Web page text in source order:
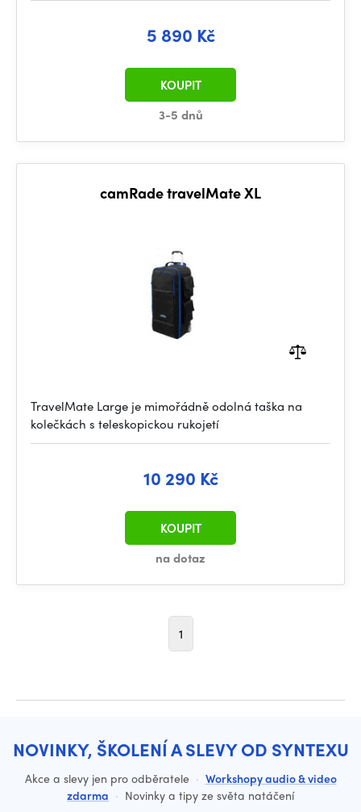
5 890 Kč
3-5 dnů
KOUPIT
camRade travelMate XL
TravelMate Large je mimořádně odolná taška na
kolečkách s teleskopickou rukojetí
10 290 Kč
na dotaz
KOUPIT
1
NOVINKY, ŠKOLENÍ A SLEVY OD SYNTEXU
Akce a slevy jen pro odběratele · Workshopy audio & video
zdarma · Novinky a tipy ze světa natáčení